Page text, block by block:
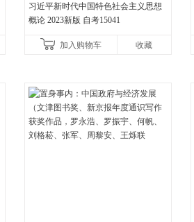
习近平新时代中国特色社会主义思想
概论 2023新版 自考15041
加入购物车 收藏